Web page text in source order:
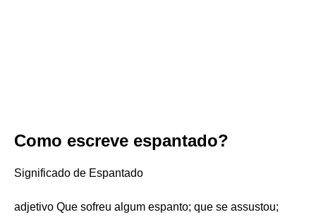
Como escreve espantado?
Significado de Espantado
adjetivo Que sofreu algum espanto; que se assustou;